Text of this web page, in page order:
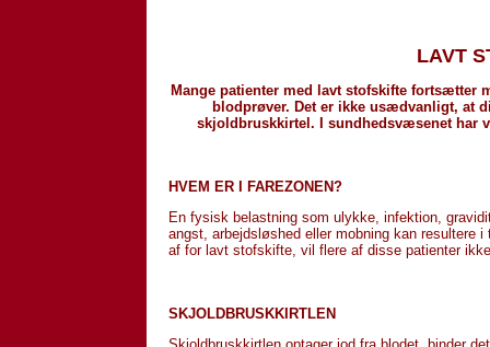
LAVT
Mange patienter med lavt stofskifte fortsætter
blodprøver. Det er ikke usædvanligt, at
skjoldbruskkirtel. I sundhedsvæsenet har
HVEM ER I FAREZONEN?
En fysisk belastning som ulykke, infektion,
angst, arbejdsløshed eller mobning kan resultere
af for lavt stofskifte, vil flere af disse patienter
SKJOLDBRUSKKIRTLEN